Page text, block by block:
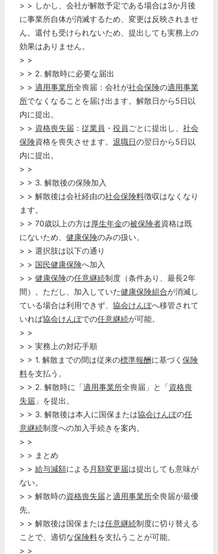
> > しかし、会社が解散予定である場合は3か月後
に事業所自体が消滅するため、変更は反映されませ
ん。還付も受けられないため、提出しても実務上の
効果はありません。
> >
> > 2. 解散時に必要な届出
> > 適用事業所全喪届：会社が社会保険の適用事業
所でなくなることを届け出ます。解散日から5日以
内に提出。
> > 資格喪失届 ： 従業員 ・ 役員 ごとに提出し、 社会
保険資格を喪失させます。 退職日の翌日から5日以
内に提出。
> >
> > 3. 解散後の保険加入
> > 解散後は会社経由の社会保険料徴収はなくなり
ます。
> > 70歳以上の方は厚生年金の被保険者資格は既
にないため、 健康保険のみの扱い。
> > 選択肢は以下の通り
> > 国民健康保険へ加入
> > 健康保険の任意継続制度（条件あり、最長2年
間）。ただし、加入していた健康保険組合が消滅し
ている場合は利用できず、 協会けんぽへ移管されて
いれば協会けんぽでの任意継続が可能。
> >
> > 実務上の対応手順
> > 1. 解散までの間は従来の標準報酬に基づく 保険
料を支払う。
> > 2. 解散時に「適用事業所全喪届」と「資格喪
失届 」を提出。
> > 3. 解散後は本人に国保または協会けんぽの任
意継続制度への加入手続きを案内。
> >
> > まとめ
> > 給与減額による 月額変更届は提出しても意味が
ない。
> > 解散時の資格喪失届と適用事業所全喪届が最優
先。
> > 解散後は国保または任意継続制度に切り替える
ことで、適切な保険料を支払うことが可能。
> >